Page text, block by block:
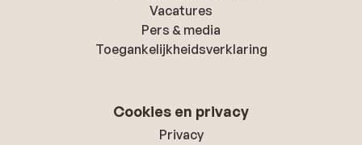
Vacatures
Pers & media
Toegankelijkheidsverklaring
Cookies en privacy
Privacy